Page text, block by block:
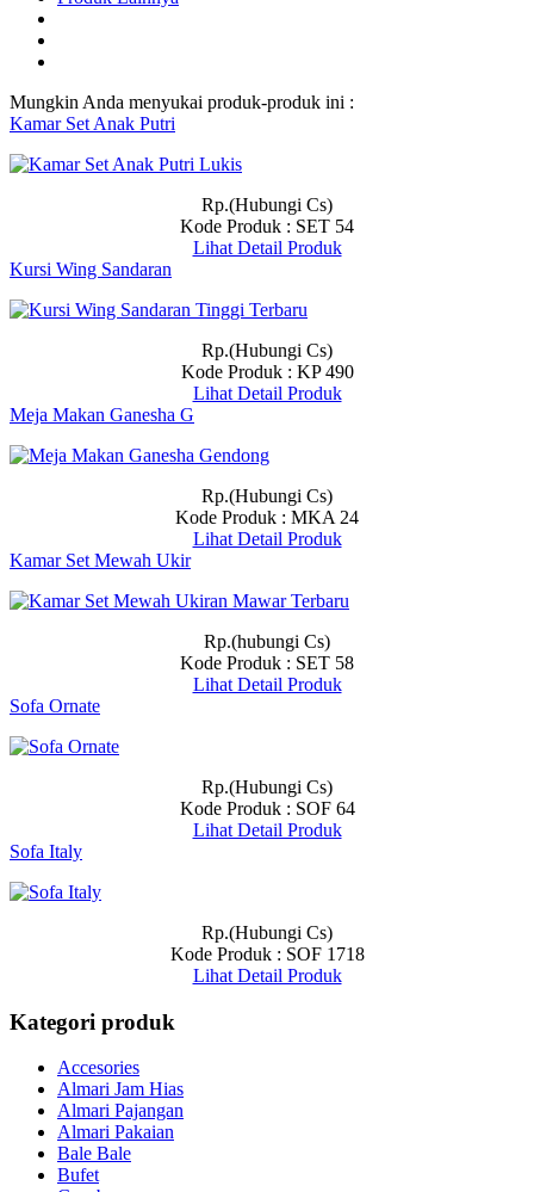
Mungkin Anda menyukai produk-produk ini :
Kamar Set Anak Putri
Rp.(Hubungi Cs)
Kode Produk : SET 54
Lihat Detail Produk
Kursi Wing Sandaran
Rp.(Hubungi Cs)
Kode Produk : KP 490
Lihat Detail Produk
Meja Makan Ganesha G
Rp.(Hubungi Cs)
Kode Produk : MKA 24
Lihat Detail Produk
Kamar Set Mewah Ukir
Rp.(hubungi Cs)
Kode Produk : SET 58
Lihat Detail Produk
Sofa Ornate
Rp.(Hubungi Cs)
Kode Produk : SOF 64
Lihat Detail Produk
Sofa Italy
Rp.(Hubungi Cs)
Kode Produk : SOF 1718
Lihat Detail Produk
Kategori produk
Accesories
Almari Jam Hias
Almari Pajangan
Almari Pakaian
Bale Bale
Bufet